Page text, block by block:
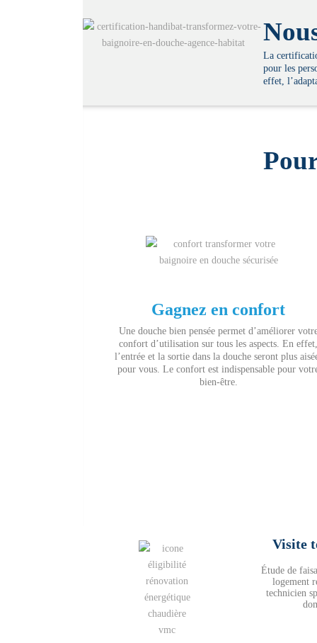
La
pour les
effet,
Gagnez en confort
Une douche bien pensée permet d’améliorer
confort d’utilisation sur tous les aspects. En
l’entrée et la sortie dans la douche seront plus
pour vous. Le confort est indispensable pour
bien-être.
Visite
Étude de
logement
technicien